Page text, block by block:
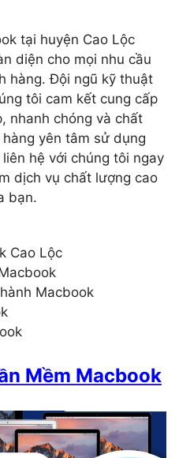
tại huyện Cao Lộc
diện cho mọi nhu cầu
hàng. Đội ngũ kỹ thuật
tôi cam kết cung cấp
nhanh chóng và chất
yên tâm sử dụng
hệ với chúng tôi ngay
dịch vụ chất lượng cao
bạn.
Cao Lộc
Macbook
Mềm Macbook